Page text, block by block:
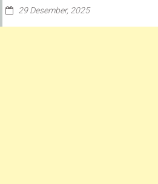
29 Desember, 2025